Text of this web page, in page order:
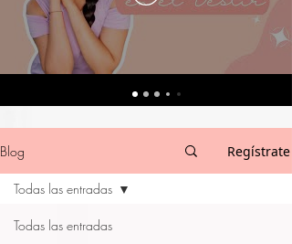
Blog Regístrate
Todas las entradas
Todas las entradas